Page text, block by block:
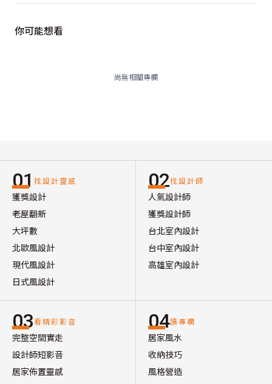
你可能想看
尚無相關專欄
01 找設計靈感
獲獎設計
老屋翻新
大坪數
北歐風設計
現代風設計
日式風設計
02找設計師
人氣設計師
獲獎設計師
台北室內設計
台中室內設計
高雄室內設計
03看精彩影音
完整空間實走
設計師短影音
居家佈置靈感
04讀專欄
居家風水
收納技巧
風格營造